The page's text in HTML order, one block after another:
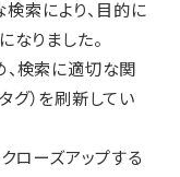
索により、目的に
なりました。
検索に適切な関
グ）を刷新してい
ローズアップする